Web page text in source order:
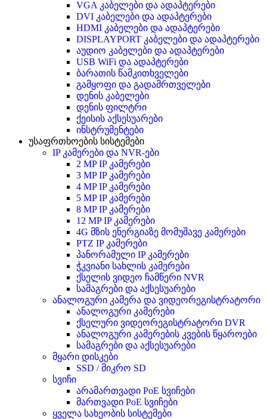
VGA კაბელები და ადაპტერები
DVI კაბელები და ადაპტერები
HDMI კაბელები და ადაპტერები
DISPLAYPORT კაბელები და ადაპტერები
აუდიო კაბელები და ადაპტერები
USB WiFi და ადაპტერები
ბარათის წამკითხველები
გამყოფი და გადამრთველები
დენის კაბელები
დენის ფილტრი
ქეისის აქსესუარები
ინსტრუმენტები
უსაფრთხოების სისტემები
IP კამერები და NVR-ები
2 MP IP კამერები
3 MP IP კამერები
4 MP IP კამერები
5 MP IP კამერები
8 MP IP კამერები
12 MP IP კამერები
4G მზის ენერგიაზე მომუშავე კამერები
PTZ IP კამერები
პანორამული IP კამერები
ჭკვიანი სახლის კამერები
ქსელის ვიდეო ჩამწერი NVR
სამაგრები და აქსესუარები
ანალოგური კამერა და ვიდეორეგისტრატორი
ანალოგური კამერები
ქსელური ვიდეორეგისტრატორი DVR
ანალოგური კამერების კვების წყაროები
სამაგრები და აქსესუარები
მყარი დისკები
SSD / მიკრო SD
სვიჩი
არამართვადი PoE სვიჩები
მართვადი PoE სვიჩები
ყველა სახეობის სისტემები